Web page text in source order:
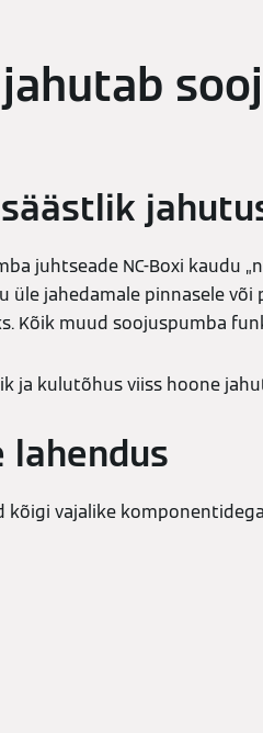
jahutab
juhtseade NC-Boxi kaudu
jahedamale pinnasele või
Kõik muud soojuspumba
ja kulutõhus viiss hoone
lahendus
kõigi vajalike